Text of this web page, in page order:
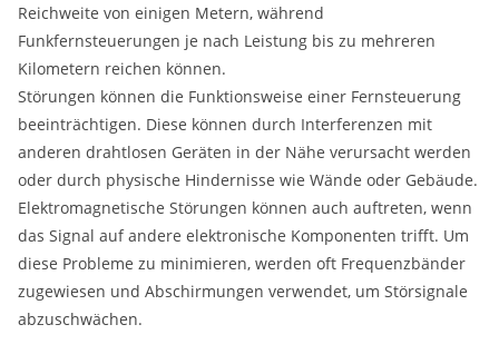
Reichweite von einigen Metern, während
Funkfernsteuerungen je nach Leistung bis zu mehreren
Kilometern reichen können.
Störungen können die Funktionsweise einer Fernsteuerung
beeinträchtigen. Diese können durch Interferenzen mit
anderen drahtlosen Geräten in der Nähe verursacht werden
oder durch physische Hindernisse wie Wände oder Gebäude.
Elektromagnetische Störungen können auch auftreten, wenn
das Signal auf andere elektronische Komponenten trifft. Um
diese Probleme zu minimieren, werden oft Frequenzbänder
zugewiesen und Abschirmungen verwendet, um Störsignale
abzuschwächen.